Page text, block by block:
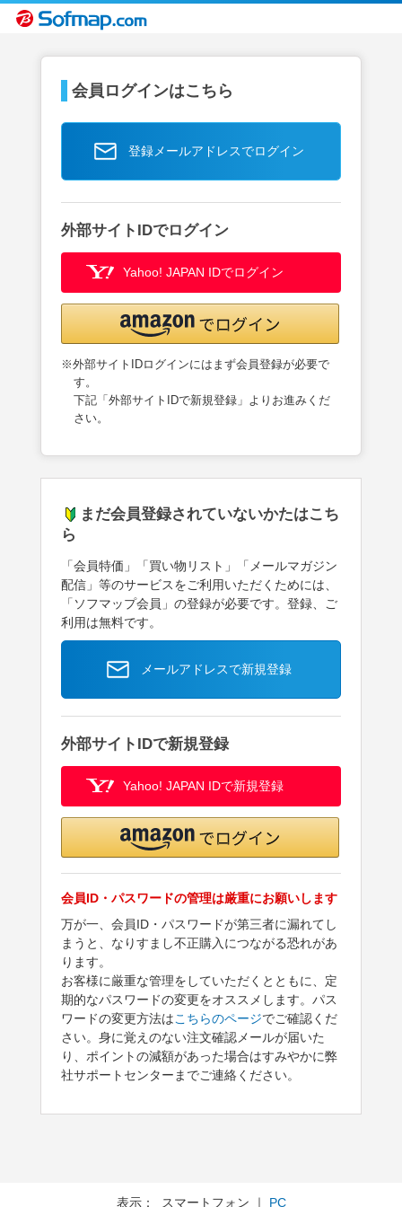
会員ログインはこちら
登録メールアドレスでログイン
外部サイトIDでログイン
Yahoo! JAPAN IDでログイン
※外部サイトIDログインにはまず会員登録が必要で
す。
下記「外部サイトIDで新規登録」よりお進みくだ
さい。
まだ会員登録されていないかたはこち
ら
「会員特価」「買い物リスト」「メールマガジン
配信」等のサービスをご利用いただくためには、
「ソフマップ会員」の登録が必要です。登録、ご
利用は無料です。
メールアドレスで新規登録
外部サイトIDで新規登録
Yahoo! JAPAN IDで新規登録
会員ID・パスワードの管理は厳重にお願いします
万が一、会員ID・パスワードが第三者に漏れてし
まうと、なりすまし不正購入につながる恐れがあ
ります。
お客様に厳重な管理をしていただくとともに、定
期的なパスワードの変更をオススメします。パス
ワードの変更方法はこちらのページでご確認くだ
さい。身に覚えのない注文確認メールが届いた
り、ポイントの減額があった場合はすみやかに弊
社サポートセンターまでご連絡ください。
表示： スマートフォン ｜ PC